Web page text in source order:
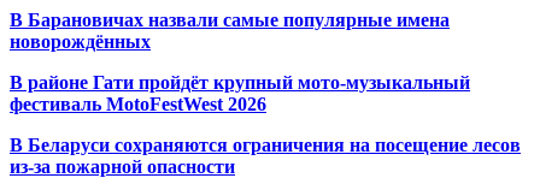
В Барановичах назвали самые популярные имена
новорождённых
В районе Гати пройдёт крупный мото-музыкальный
фестиваль MotoFestWest 2026
В Беларуси сохраняются ограничения на посещение лесов
из-за пожарной опасности